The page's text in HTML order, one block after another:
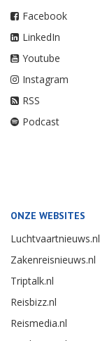
Facebook
LinkedIn
Youtube
Instagram
RSS
Podcast
ONZE WEBSITES
Luchtvaartnieuws.nl
Zakenreisnieuws.nl
Triptalk.nl
Reisbizz.nl
Reismedia.nl